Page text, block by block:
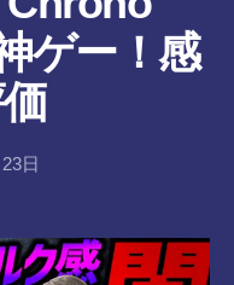
ゲー！感
作
成
者
a
8-
vr
日